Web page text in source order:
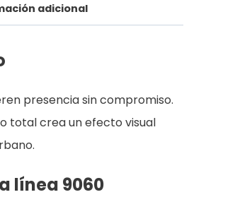
adicional
presencia sin compromiso.
total crea un efecto visual
línea 9060